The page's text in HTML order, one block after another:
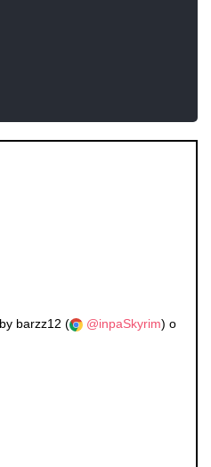
by barzz12 ( @inpaSkyrim) o